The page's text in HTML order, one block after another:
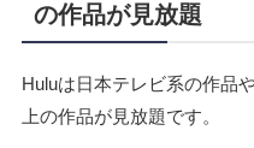
の作品が見放題
Huluは日本テレビ系の作品
上の作品が見放題です。